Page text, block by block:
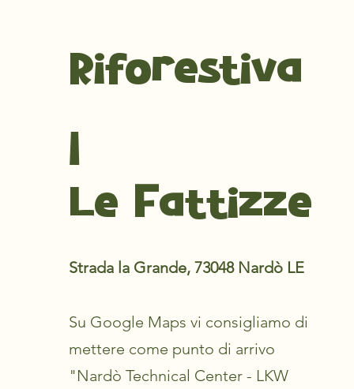
Riforestiva
l
Le Fattizze
Strada la Grande, 73048 Nardò LE
Su Google Maps vi consigliamo di
mettere come punto di arrivo
"Nardò Technical Center - LKW